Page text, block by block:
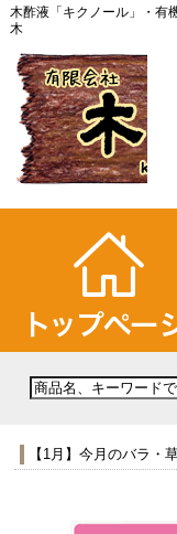
木酢液「キクノール」・有
木
【1月】今月のバラ・